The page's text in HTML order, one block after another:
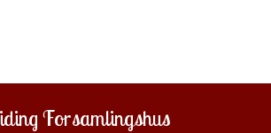
Forsamlingshus